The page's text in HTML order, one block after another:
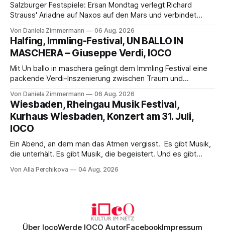
Salzburger Festspiele: Ersan Mondtag verlegt Richard
Strauss' Ariadne auf Naxos auf den Mars und verbindet
Aufführung mit starken Solisten und den Wiener
Philharmonikern, szenisch bleibt der zweite Akt jedoch
hinter den Erwartungen zurück.
Von Daniela Zimmermann 06 Aug. 2026
Halfing, Immling-Festival, UN BALLO IN
MASCHERA – Giuseppe Verdi, IOCO
Mit Un ballo in maschera gelingt dem Immling Festival eine
packende Verdi-Inszenierung zwischen Traum und
psychologische Tiefe mit starken Bildern, getragen von
einem spielfreudigen Ensemble und einer musikalisch
überzeugenden Gesamtleistung.
Von Daniela Zimmermann 06 Aug. 2026
Wiesbaden, Rheingau Musik Festival,
Kurhaus Wiesbaden, Konzert am 31. Juli,
IOCO
Ein Abend, an dem man das Atmen vergisst. Es gibt Musik,
die unterhält. Es gibt Musik, die begeistert. Und es gibt
Genau so war der Abend im Kurhaus Wiesbaden, an dem
Von Alla Perchikova 04 Aug. 2026
Über IocoWerde IOCO AutorFacebookImpressum